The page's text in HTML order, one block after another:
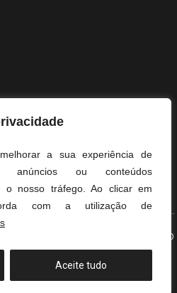
a sua experiência de
anúncios ou conteúdos
o nosso tráfego. Ao clicar em
com a utilização de
Aceite tudo
TOPO